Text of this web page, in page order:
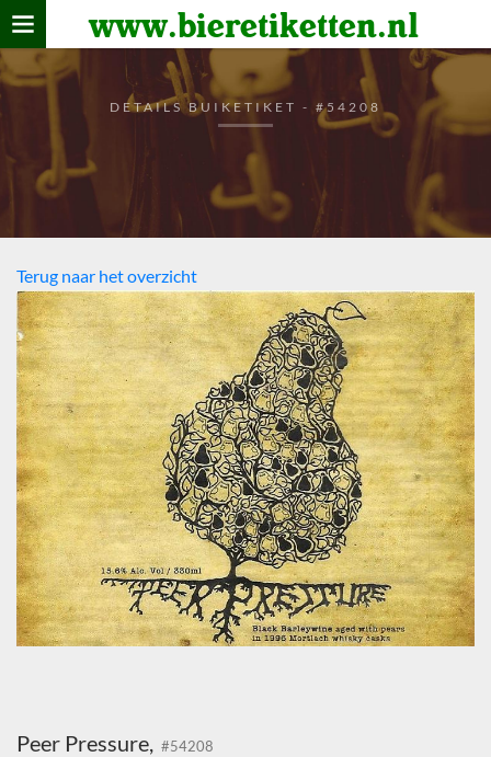
www.bieretiketten.nl
Home
verzamelen
De bierkaart
Bezoekers
DETAILS BUIKETIKET - #54208
Terug naar het overzicht
Peer Pressure, #54208